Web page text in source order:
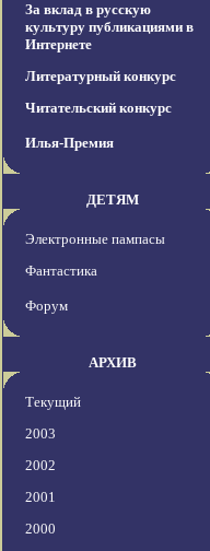
За вклад в русскую
культуру публикациями в
Интернете
Литературный конкурс
Читательский конкурс
Илья-Премия
ДЕТЯМ
Электронные пампасы
Фантастика
Форум
АРХИВ
Текущий
2003
2002
2001
2000